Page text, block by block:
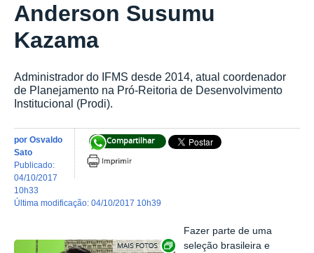
Anderson Susumu
Kazama
Administrador do IFMS desde 2014, atual coordenador
de Planejamento na Pró-Reitoria de Desenvolvimento
Institucional (Prodi).
Compartilhar
por Osvaldo
Sato
publicado:
04/10/2017
10h33
última modificação: 04/10/2017 10h39
Exibir carrossel de imagens
Fazer parte de uma
seleção brasileira e